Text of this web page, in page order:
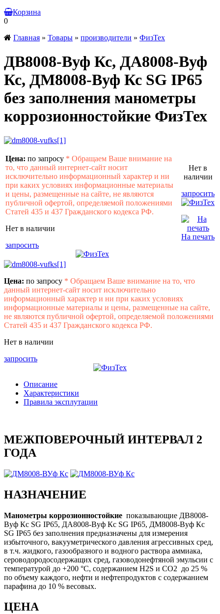
Корзина
0
Главная » Товары » производители » ФизТех
ДВ8008-Вуф Кс, ДА8008-Вуф
Кс, ДМ8008-Вуф Кс SG IP65
без заполнения манометры
коррозионностойкие ФизТех
Цена: по запросу * Обращаем Ваше внимание на
то, что данный интернет-сайт носит
исключительно информационный характер и ни
при каких условиях информационные материалы
и цены, размещенные на сайте, не являются
публичной офертой, определяемой положениями
Статей 435 и 437 Гражданского кодекса РФ.
Нет в наличии
запросить
Нет в
наличии
запросить
На печать
Цена: по запросу * Обращаем Ваше внимание на то, что
данный интернет-сайт носит исключительно
информационный характер и ни при каких условиях
информационные материалы и цены, размещенные на сайте,
не являются публичной офертой, определяемой положениями
Статей 435 и 437 Гражданского кодекса РФ.
Нет в наличии
запросить
Описание
Характеристики
Правила эксплутации
МЕЖПОВЕРОЧНЫЙ ИНТЕРВАЛ 2
ГОДА
НАЗНАЧЕНИЕ
Манометры коррозионностойкие показывающие ДВ8008-
Вуф Кс SG IP65, ДА8008-Вуф Кс SG IP65, ДМ8008-Вуф Кс
SG IP65 без заполнения предназначены для измерения
избыточного, вакууметрического давления агрессивных сред,
в т.ч. жидкого, газообразного и водного раствора аммиака,
сероводородосодержащих сред, газоводонефтяной эмульсии с
температурой до +200 °С, содержанием Н2S и СO2 до 25 %
по объему каждого, нефти и нефтепродуктов с содержанием
парафина до 10 % весовых.
ЦЕНА